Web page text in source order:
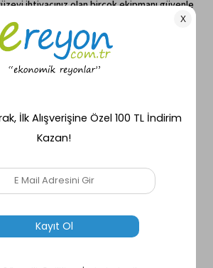
ihtiyacınız olan birçok ekipmanı güvenle
önleyici kaplama masanın kullanım ömrünü
masası
mekân kullanımına uygundur. Çok yönlü
alanlarda rahatlıkla kullanılabilir.